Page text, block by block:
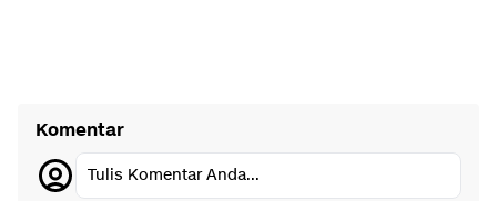
Komentar
Tulis Komentar Anda...